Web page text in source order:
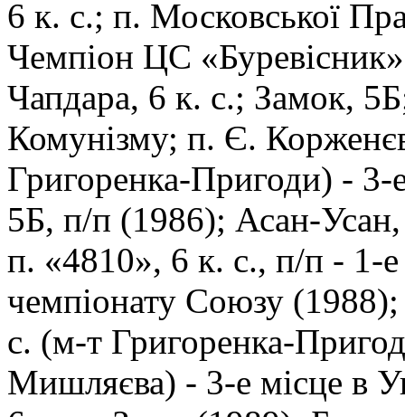
6 к. с.; п. Московської
Чемпіон ЦС
Чапдара, 6 к. с.; Замок,
Комунізму; п. Є.
Григоренка-Пригоди) - 3-
5Б, п/п (1986); Асан-
п. «4810», 6 к. с., п/п - 1-е
чемпіонату Союзу
с. (м-т Григоренка-
Мишляєва) - 3-е місце в